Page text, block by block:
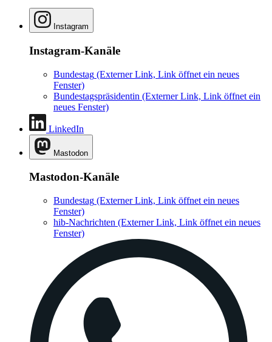
Instagram
Instagram-Kanäle
Bundestag (Externer Link, Link öffnet ein neues
Fenster)
Bundestagspräsidentin (Externer Link, Link öffnet ein
neues Fenster)
LinkedIn
Mastodon
Mastodon-Kanäle
Bundestag (Externer Link, Link öffnet ein neues
Fenster)
hib-Nachrichten (Externer Link, Link öffnet ein neues
Fenster)